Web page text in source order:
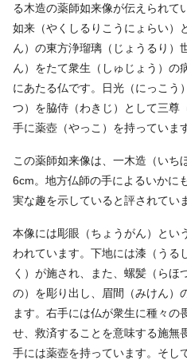
る木造の薬師如来像が伝えられて
如来（やくしるりこうにょらい）
ん）の東方浄瑠璃（じょうるり）
ん）をたて衆生（しゅじょう）の
にあたる仏です。日光（にっこう
つ）を脇侍（わきじ）として三尊
手に薬壺（やっこ）を持っていま
この薬師如来像は、一木造（いち
6cm。地方仏師の手によるいかに
実な趣を示していると評されてい
本像には彫眼（ちょうがん）とい
われています。下地には漆（うる
く）が施され、また、螺髪（らほ
の）を彫り出し、眉間（みけん）
ます。右手には仏が衆生に種々の
せ、救済することを意味する施無
手には薬壺を持っています。そし